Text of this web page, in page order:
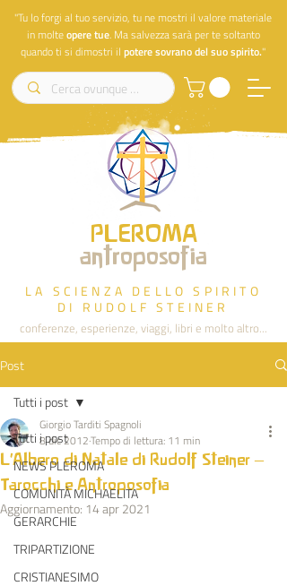
"Tu lo forgi al tuo servizio, tu ne mostri il valore materiale
in molteoperetue. Ma salvezza sarà per te soltanto
quando ti si dimostri il potere sovrano del suo spirito."
PLEROMA
antroposofia
LA SCIENZA DELLO SPIRITO
DI RUDOLF STEINER
conferenze, esperienze, viaggi, libri e molto altro...
Post
Tutti i post
NEWS PLEROMA
COMUNITÀ MICHAELITA
GERARCHIE
TRIPARTIZIONE
CRISTIANESIMO
Tutti i post
L’Albero di Natale di Rudolf Steiner –
Tarocchi e Antroposofia
Giorgio Tarditi Spagnoli
8 dic 2012Tempo di lettura: 11 min
Aggiornamento: 14 apr 2021